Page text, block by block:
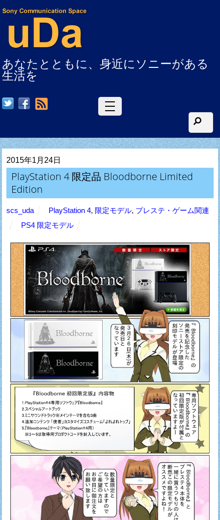
あなたとともに、身近にソニーがある
生活を
2015年1月24日
PlayStation 4 限定品 Bloodborne Limited
Edition
scs_uda PlayStation 4, 限定モデル, プレステ・ゲーム関連
PS4 限定モデル